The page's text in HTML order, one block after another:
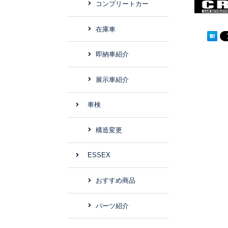
コンプリートカー
在庫車
即納車紹介
展示車紹介
車検
構造変更
ESSEX
おすすめ商品
パーツ紹介